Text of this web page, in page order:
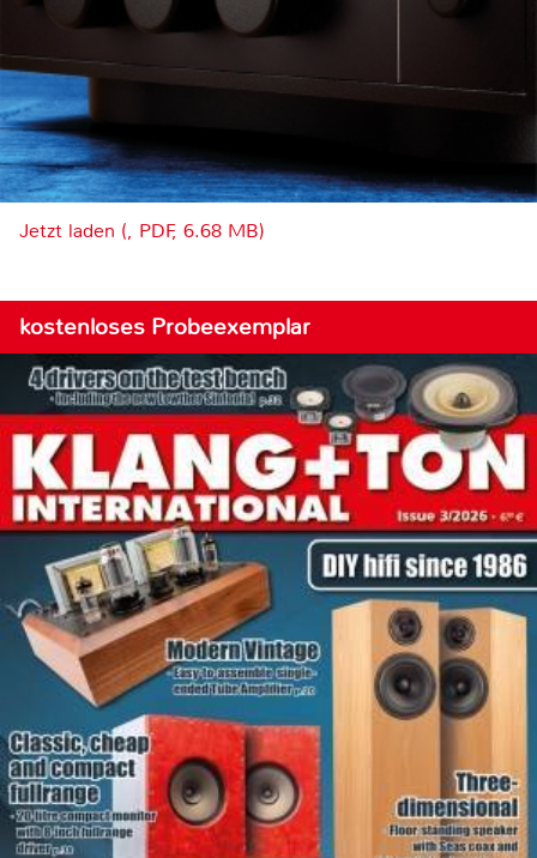
Jetzt laden (, PDF, 6.68 MB)
kostenloses Probeexemplar